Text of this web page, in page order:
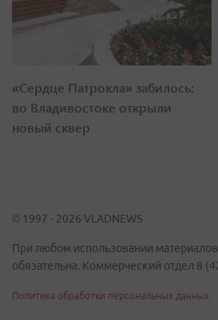
«Сердце Патрокла» забилось:
во Владивостоке открыли
новый сквер
© 1997 - 2026 VLADNEWS
При любом использовании
обязательна. Коммерческий отдел 8
Политика обработки персональных данных